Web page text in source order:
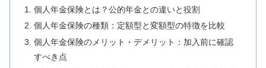
個人年金保険とは？公的年金との違いと役割
個人年金保険の種類：定額型と変額型の特徴を比較
個人年金保険のメリット・デメリット：加入前に確認
すべき点